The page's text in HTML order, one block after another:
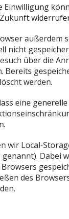
Einwilligung
außerdem
nicht
über die
Bereits
werden.
eine
wir Local-
Dabei
des